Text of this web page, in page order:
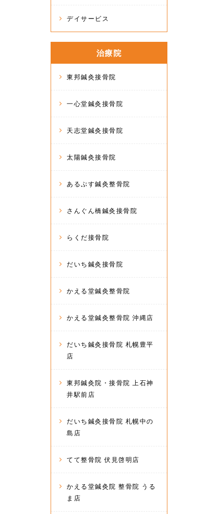
デイサービス
治療院
東邦鍼灸接骨院
一心堂鍼灸接骨院
天志堂鍼灸接骨院
太陽鍼灸接骨院
あるぷす鍼灸整骨院
さんぐん橋鍼灸接骨院
らくだ接骨院
だいち鍼灸接骨院
かえる堂鍼灸整骨院
かえる堂鍼灸整骨院 沖縄店
だいち鍼灸接骨院 札幌豊平
店
東邦鍼灸院・接骨院 上石神
井駅前店
だいち鍼灸接骨院 札幌中の
島店
てて整骨院 伏見啓明店
かえる堂鍼灸院 整骨院 うる
ま店